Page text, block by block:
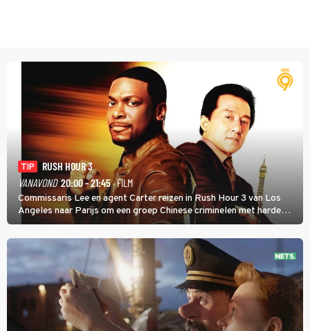
TIP
RUSH HOUR 3
VANAVOND 20:00 - 21:45· FILM
Commissaris Lee en agent Carter reizen in Rush Hour 3 van Los
Angeles naar Parijs om een groep Chinese criminelen met harde
hand aan te pakken.